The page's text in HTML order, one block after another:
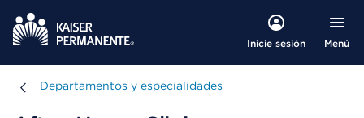
Inicie sesión Menú
Departamentos y especialidades
Departamentos y especialidades